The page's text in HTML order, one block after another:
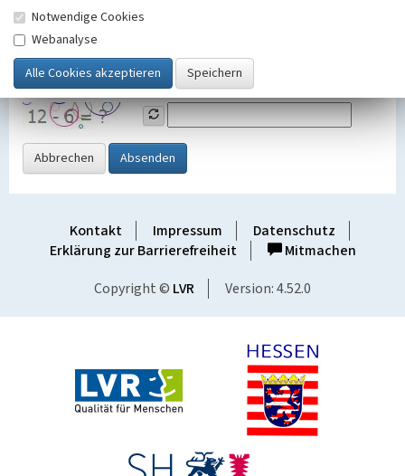
SicherheitsabfrageTragen Sie unten das Rechenergebnis aus der
Grafik ein
Abbrechen Absenden
Kontakt Impressum
Datenschutz
Erklärung zur Barrierefreiheit
Mitmachen
Copyright © LVR Version: 4.52.0
Notwendige Cookies
Webanalyse